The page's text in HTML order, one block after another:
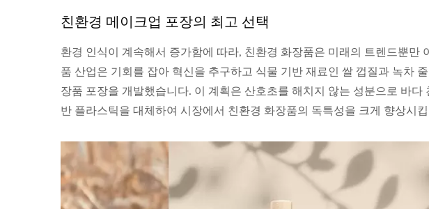
친환경 메이크업 포장의 최고 선택
환경 인식이 계속해서 증가함에 따라, 친환경 화장품은 미래의 트렌드뿐만
품 산업은 기회를 잡아 혁신을 추구하고 식물 기반 재료인 쌀 껍질과 녹차
장품 포장을 개발했습니다. 이 계획은 산호초를 해치지 않는 성분으로 바다
반 플라스틱을 대체하여 시장에서 친환경 화장품의 독특성을 크게 향상시